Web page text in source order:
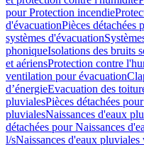
pour Protection incendie
d'évacuationPièces détachées
systèmes d'évacuation
phoniqueIsolations des bruits
et aériensProtection contre
ventilation pour évacuation
d’énergieEvacuation des
pluvialesPièces détachées
pluvialesNaissances d'eaux
détachées pour Naissances
l/sNaissances d'eaux